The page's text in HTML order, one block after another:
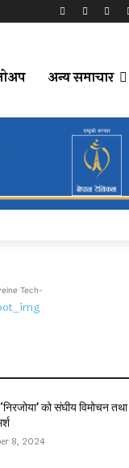
अन्य समाचार
Tech-
को संघीय विमोचन तथा
8, 2024